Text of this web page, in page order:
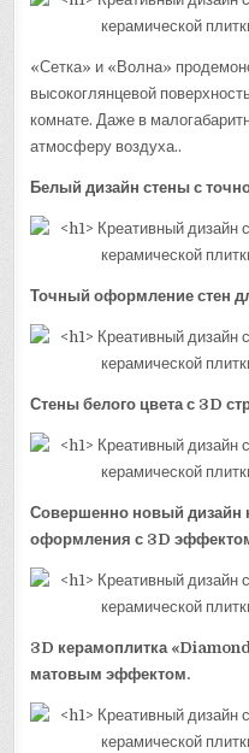
«Сетка» и «Волна»
высокоглянцевой
комнате. Даже в
атмосферу воздуха..
Белый дизайн стены с
Точный оформление стен
Стены белого цвета с 3D
Совершенно новый дизайн
оформления с 3D
3D керамоплитка
матовым эффектом.